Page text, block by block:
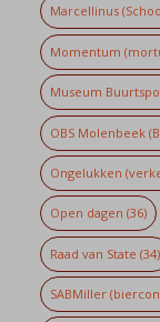
Marcellinus
Momentum
Museum
OBS Molenbeek
Ongelukken
Open dagen (36)
Raad van State (34)
SABMiller